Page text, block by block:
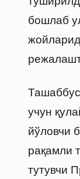
бошлаб
учун
йўловчи
рақамли
тутувчи